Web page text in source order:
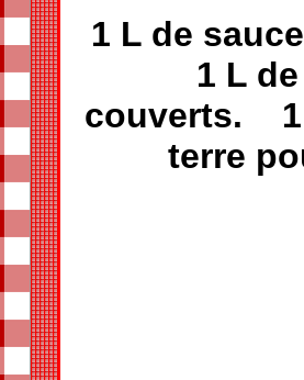
1 L de
1 L de
couverts. 1
terre